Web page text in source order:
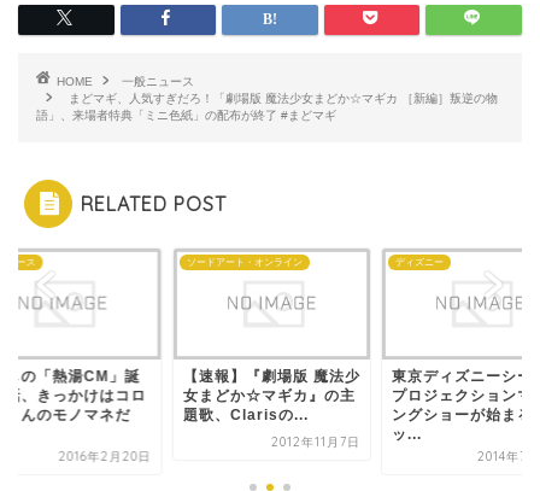
HOME
一般ニュース
まどマギ、人気すぎだろ！「劇場版 魔法少女まどか☆マギカ ［新編］叛逆の物
語」、来場者特典「ミニ色紙」の配布が終了 #まどマギ
RELATED POST
ュース
しの「熱湯CM」誕
話、きっかけはコロ
さんのモノマネだ
2016年2月20日
ソードアート・オンライン
【速報】『劇場版 魔法少
女まどか☆マギカ』の主
題歌、Clarisの...
2012年11月7日
ディズニー
東京ディズニーシー
プロジェクションマ
ングショーが始まる
ッ...
2014年7